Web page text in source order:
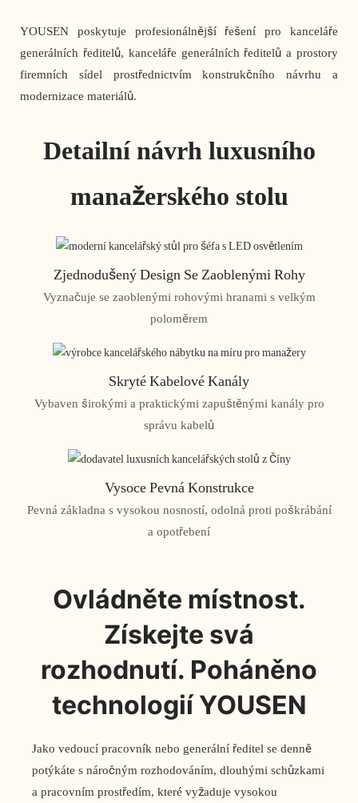
YOUSEN poskytuje profesionálnější řešení pro kanceláře
generálních ředitelů, kanceláře generálních ředitelů a prostory
firemních sídel prostřednictvím konstrukčního návrhu a
modernizace materiálů.
Detailní návrh luxusního
manažerského stolu
Zjednodušený Design Se Zaoblenými Rohy
Vyznačuje se zaoblenými rohovými hranami s velkým
poloměrem
Skryté Kabelové Kanály
Vybaven širokými a praktickými zapuštěnými kanály pro
správu kabelů
Vysoce Pevná Konstrukce
Pevná základna s vysokou nosností, odolná proti poškrábání
a opotřebení
Ovládněte místnost.
Získejte svá
rozhodnutí. Poháněno
technologií YOUSEN
Jako vedoucí pracovník nebo generální ředitel se denně
potýkáte s náročným rozhodováním, dlouhými schůzkami
a pracovním prostředím, které vyžaduje vysokou